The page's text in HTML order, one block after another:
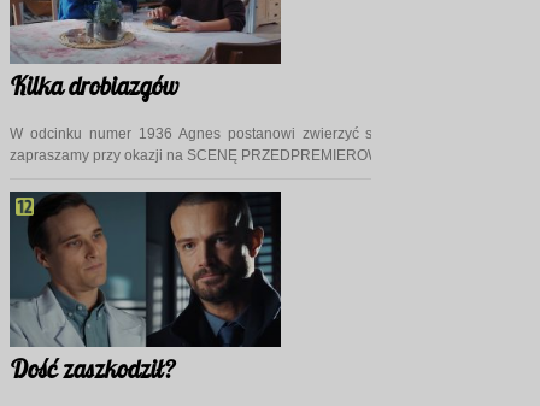
Kilka drobiazgów
W odcinku numer 1936 Agnes postanowi zwierzyć się Marii… A my jak
zapraszamy przy okazji na SCENĘ PRZEDPREMIEROWĄ!
Dość zaszkodził?